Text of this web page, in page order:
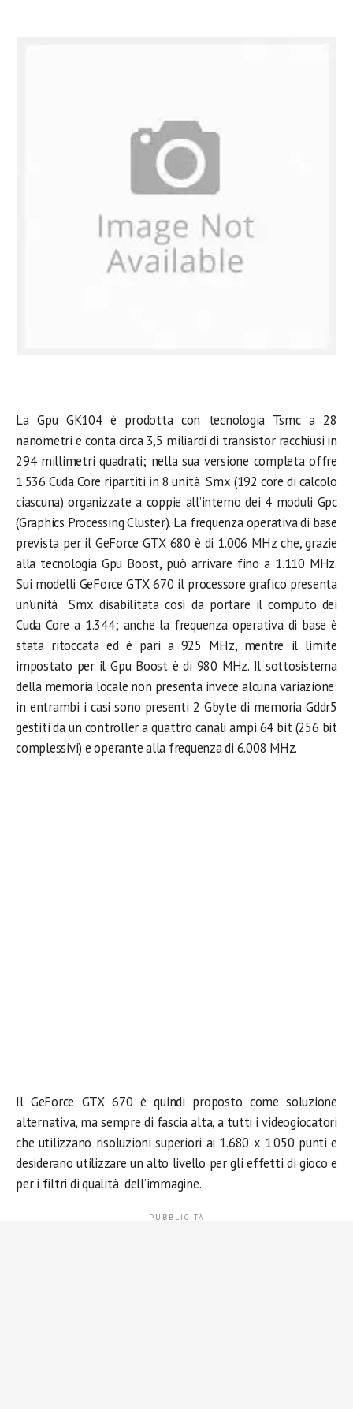
La Gpu GK104 è prodotta con tecnologia Tsmc a 28
nanometri e conta circa 3,5 miliardi di transistor racchiusi in
294 millimetri quadrati; nella sua versione completa offre
1.536 Cuda Core ripartiti in 8 unità Smx (192 core di calcolo
ciascuna) organizzate a coppie all’interno dei 4 moduli Gpc
(Graphics Processing Cluster). La frequenza operativa di base
prevista per il GeForce GTX 680 è di 1.006 MHz che, grazie
alla tecnologia Gpu Boost, può arrivare fino a 1.110 MHz.
Sui modelli GeForce GTX 670 il processore grafico presenta
un’unità Smx disabilitata così da portare il computo dei
Cuda Core a 1.344; anche la frequenza operativa di base è
stata ritoccata ed è pari a 925 MHz, mentre il limite
impostato per il Gpu Boost è di 980 MHz. Il sottosistema
della memoria locale non presenta invece alcuna variazione:
in entrambi i casi sono presenti 2 Gbyte di memoria Gddr5
gestiti da un controller a quattro canali ampi 64 bit (256 bit
complessivi) e operante alla frequenza di 6.008 MHz.
Il GeForce GTX 670 è quindi proposto come soluzione
alternativa, ma sempre di fascia alta, a tutti i videogiocatori
che utilizzano risoluzioni superiori ai 1.680 x 1.050 punti e
desiderano utilizzare un alto livello per gli effetti di gioco e
per i filtri di qualità dell’immagine.